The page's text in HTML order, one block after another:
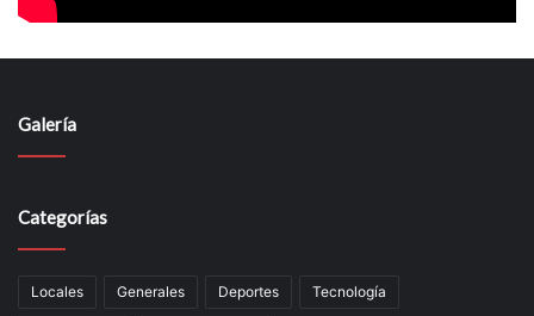
Galería
Categorías
Locales Generales Deportes Tecnología